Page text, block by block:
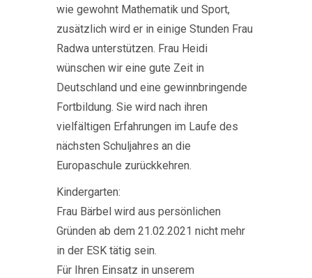
wie gewohnt Mathematik und Sport,
zusätzlich wird er in einige Stunden Frau
Radwa unterstützen. Frau Heidi
wünschen wir eine gute Zeit in
Deutschland und eine gewinnbringende
Fortbildung. Sie wird nach ihren
vielfältigen Erfahrungen im Laufe des
nächsten Schuljahres an die
Europaschule zurückkehren.
Kindergarten:
Frau Bärbel wird aus persönlichen
Gründen ab dem 21.02.2021 nicht mehr
in der ESK tätig sein.
Für Ihren Einsatz in unserem